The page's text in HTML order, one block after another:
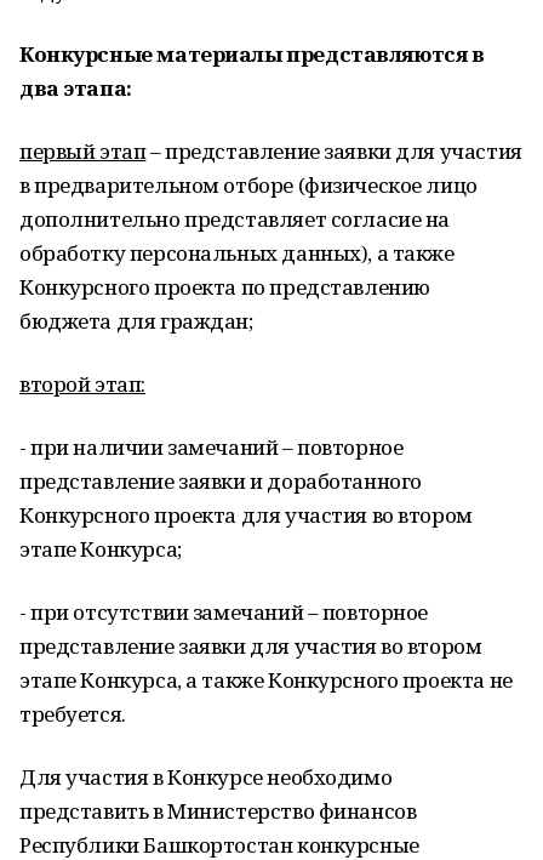
Конкурсные материалы представляются в
два этапа:
первый этап– представление заявки для участия
в предварительном отборе (физическое лицо
дополнительно представляет согласие на
обработку персональных данных), а также
Конкурсного проекта по представлению
бюджета для граждан;
второй этап:
- при наличии замечаний – повторное
представление заявки и доработанного
Конкурсного проекта для участия во втором
этапе Конкурса;
- при отсутствии замечаний – повторное
представление заявки для участия во втором
этапе Конкурса, а также Конкурсного проекта не
требуется.
Для участия в Конкурсе необходимо
представить в Министерство финансов
Республики Башкортостан конкурсные